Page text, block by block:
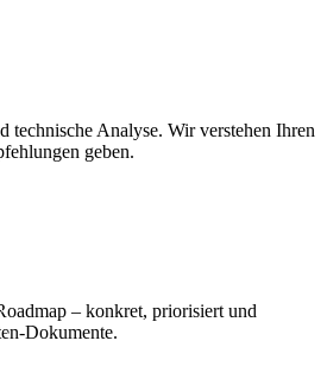
technische Analyse. Wir verstehen Ihren
geben.
– konkret, priorisiert und
Dokumente.